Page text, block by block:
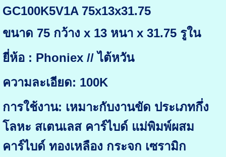
GC100K5V1A 75x13x31.75
ขนาด 75 กว้าง x 13 หนา x 31.75 รูใน
ยี่ห้อ : Phoniex // ไต้หวัน
ความละเอียด: 100K
การใช้งาน: เหมาะกับงานขัด ประเภทกึ่ง
โลหะ สเตนเลส คาร์ไบด์ แม่พิมพ์ผสม
คาร์ไบด์ ทองเหลือง กระจก เซรามิก